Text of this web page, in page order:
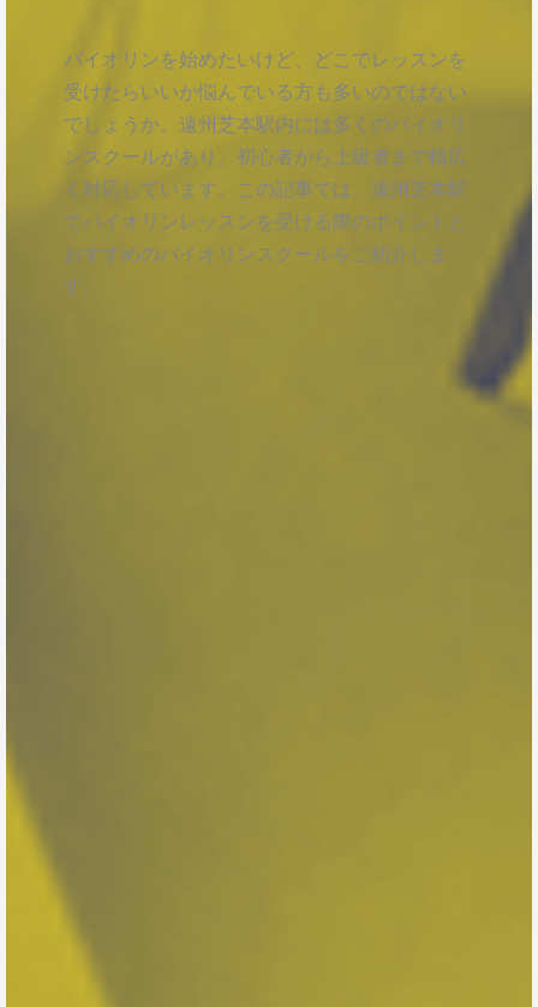
バイオリンを始めたいけど、どこでレッスンを
受けたらいいか悩んでいる方も多いのではない
でしょうか。遠州芝本駅内には多くのバイオリ
ンスクールがあり、初心者から上級者まで幅広
く対応しています。この記事では、遠州芝本駅
でバイオリンレッスンを受ける際のポイントと
おすすめのバイオリンスクールをご紹介しま
す。